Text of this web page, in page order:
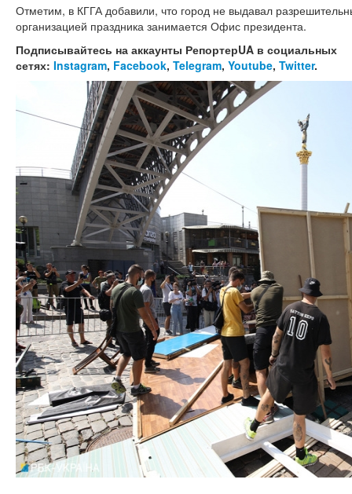
Отметим, в КГГА добавили, что город не выдавал
организацией праздника занимается Офис президента.
Подписывайтесь на аккаунты РепортерUA в социальных
сетях: Instagram, Facebook, Telegram, Youtube, Twitter.